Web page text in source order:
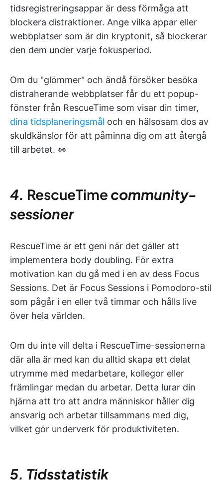
tidsregistreringsappar är dess förmåga att
blockera distraktioner. Ange vilka appar eller
webbplatser som är din kryptonit, så blockerar
den dem under varje fokusperiod.
Om du "glömmer" och ändå försöker besöka
distraherande webbplatser får du ett popup-
fönster från RescueTime som visar din timer,
dina tidsplaneringsmål och en hälsosam dos av
skuldkänslor för att påminna dig om att återgå
till arbetet. 👀
4. RescueTime community-
sessioner
RescueTime är ett geni när det gäller att
implementera body doubling. För extra
motivation kan du gå med i en av dess Focus
Sessions. Det är Focus Sessions i Pomodoro-stil
som pågår i en eller två timmar och hålls live
över hela världen.
Om du inte vill delta i RescueTime-sessionerna
där alla är med kan du alltid skapa ett delat
utrymme med medarbetare, kollegor eller
främlingar medan du arbetar. Detta lurar din
hjärna att tro att andra människor håller dig
ansvarig och arbetar tillsammans med dig,
vilket gör underverk för produktiviteten.
5. Tidsstatistik